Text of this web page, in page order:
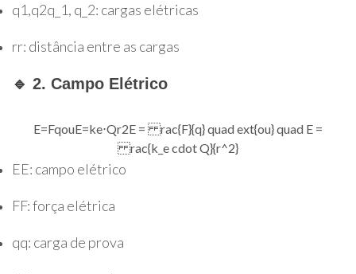
q1,q2q_1, q_2: cargas elétricas
rr: distância entre as cargas
🔹 2. Campo Elétrico
E=FqouE=ke⋅Qr2E = rac{F}{q} quad ext{ou} quad E =
rac{k_e cdot Q}{r^2}
EE: campo elétrico
FF: força elétrica
qq: carga de prova